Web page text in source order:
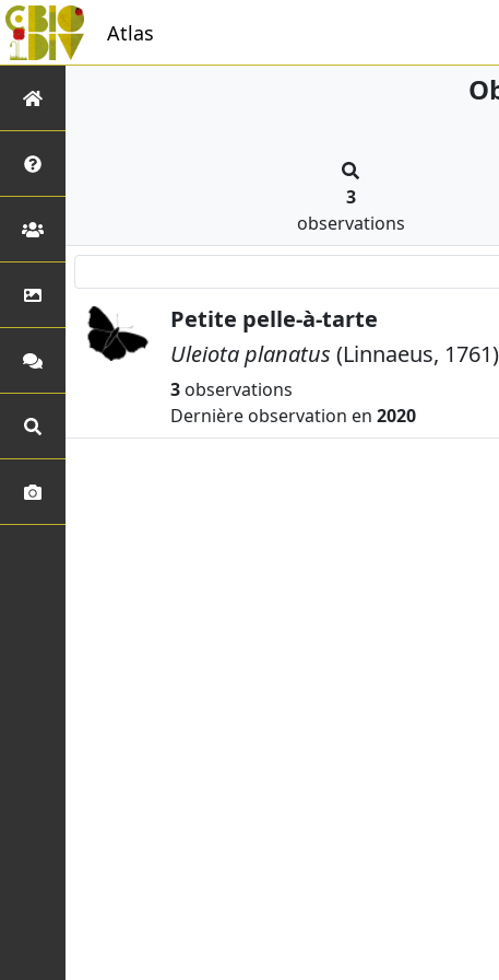
Atlas
3
observations
Petite pelle-à-tarte
Uleiota planatus (Linnaeus, 1761)
3 observations
Dernière observation en 2020